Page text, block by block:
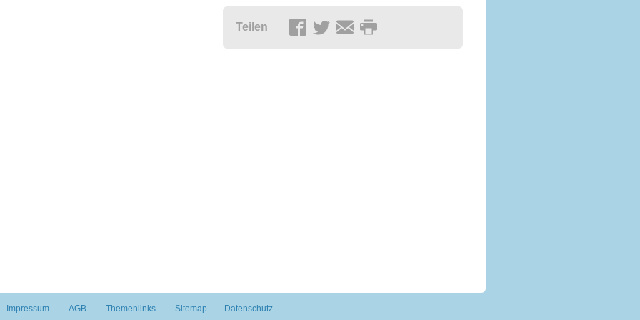
Teilen
Impressum AGB Themenlinks Sitemap Datenschutz